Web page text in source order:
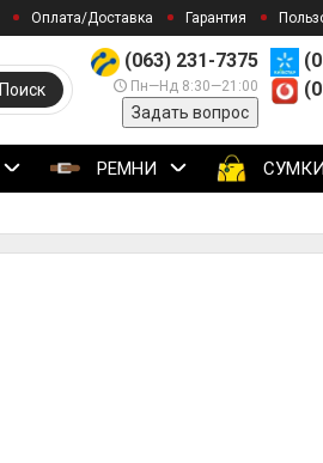
Оплата/Доставка Гарантия
(063) 231-7375
Пн—Нд 8:30—21:00
Задать вопрос
Поиск
РЕМНИ СУМКИ